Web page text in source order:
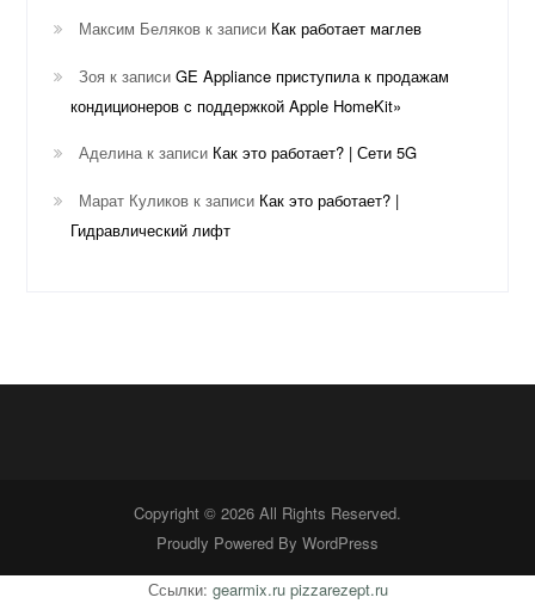
Максим Беляков к записи Как работает маглев
Зоя к записиGE Appliance приступила к продажам
кондиционеров с поддержкой Apple HomeKit»
Аделинак записи Как это работает? | Сети 5G
Марат Куликов к записи Как это работает? |
Гидравлический лифт
Copyright © 2026 All Rights Reserved.
Proudly Powered By WordPress
Ссылки: gearmix.ru pizzarezept.ru